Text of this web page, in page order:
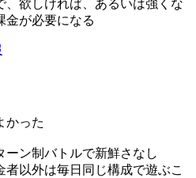
、欲しければ、あるいは強くな
金が必要になる
かった
ーン制バトルで新鮮さなし
以外は毎日同じ構成で遊ぶこ